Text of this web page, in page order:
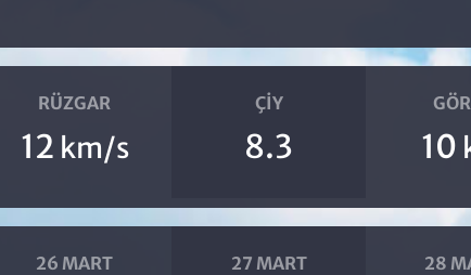
RÜZGAR
12 km/s
ÇIY
8.3 10
26 MART 27 MART 28